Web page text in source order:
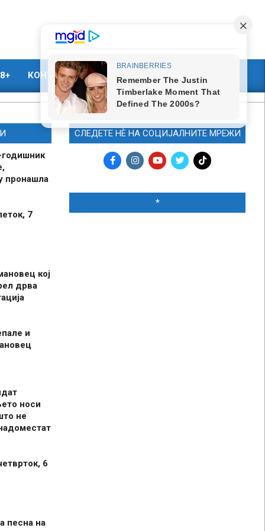
КОНТАКТ МАРКЕТИНГ
пронашла
7
кој
дрва
и
носи
не
6
песна на
СЛЕДЕТЕ НЀ НА СОЦИЈАЛНИТЕ МРЕЖИ
*